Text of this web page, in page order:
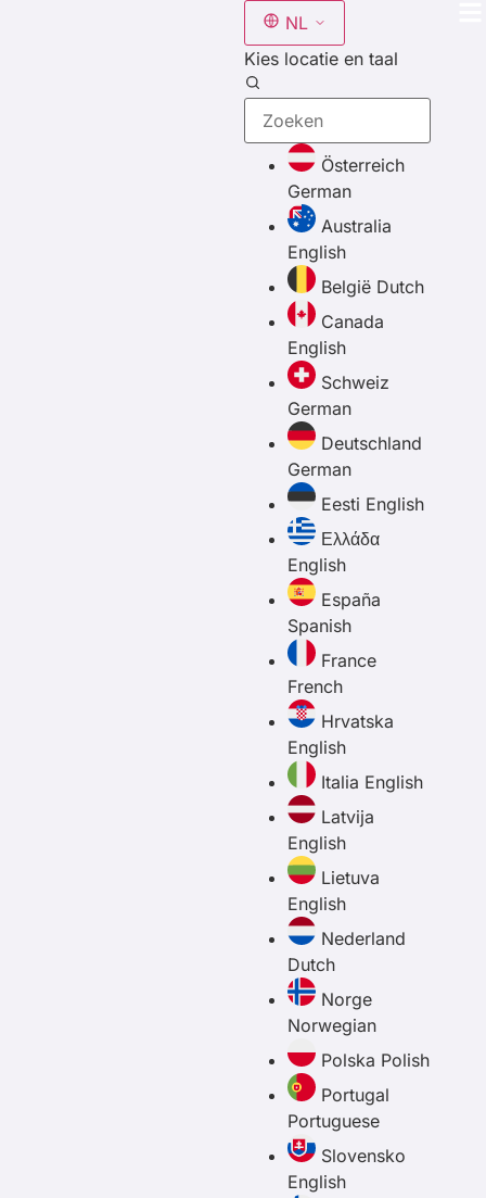
NL
Kies locatie en taal
Österreich
German
Australia
English
België Dutch
Canada
English
Schweiz
German
Deutschland
German
Eesti English
Ελλάδα
English
España
Spanish
France
French
Hrvatska
English
Italia English
Latvija
English
Lietuva
English
Nederland
Dutch
Norge
Norwegian
Polska Polish
Portugal
Portuguese
Slovensko
English